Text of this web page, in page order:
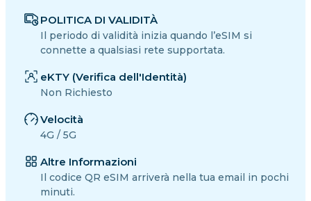
POLITICA DI VALIDITÀ
Il periodo di validità inizia quando l’eSIM si
connette a qualsiasi rete supportata.
eKTY (Verifica dell'Identità)
Non Richiesto
Velocità
4G / 5G
Altre Informazioni
Il codice QR eSIM arriverà nella tua email in pochi
minuti.